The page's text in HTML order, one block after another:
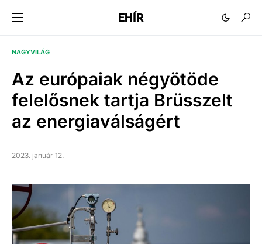
EHÍR
NAGYVILÁG
Az európaiak négyötöde
felelősnek tartja Brüsszelt
az energiaválságért
2023. január 12.